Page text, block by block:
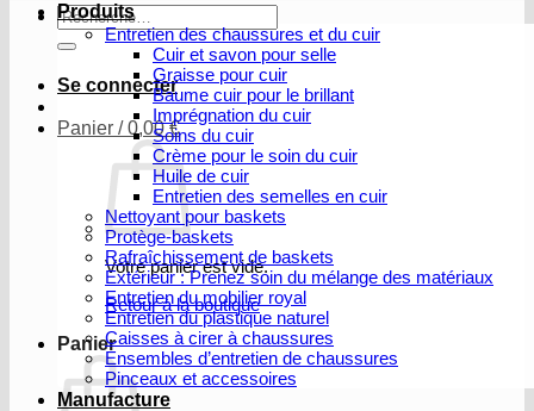
Recherche
pour :
Se connecter
Panier /0,00€
Votre panier est vide.
Retour à la boutique
Panier
Produits
Entretien des chaussures et du cuir
Cuir et savon pour selle
Graisse pour cuir
Baume cuir pour le brillant
Imprégnation du cuir
Soins du cuir
Crème pour le soin du cuir
Huile de cuir
Entretien des semelles en cuir
Nettoyant pour baskets
Protège-baskets
Rafraîchissement de baskets
Extérieur : Prenez soin du mélange des matériaux
Entretien du mobilier royal
Entretien du plastique naturel
Caisses à cirer à chaussures
Ensembles d’entretien de chaussures
Pinceaux et accessoires
Manufacture